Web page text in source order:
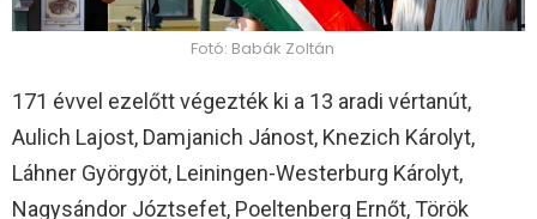
Fotó: Babák Zoltán
171 évvel ezelőtt végezték ki a 13 aradi vértanút,
Aulich Lajost, Damjanich Jánost, Knezich Károlyt,
Láhner Györgyöt, Leiningen-Westerburg Károlyt,
Nagysándor Józtsefet, Poeltenberg Ernőt, Török